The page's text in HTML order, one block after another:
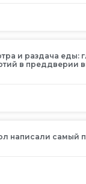
и раздача еды:
в преддверии
написали самый